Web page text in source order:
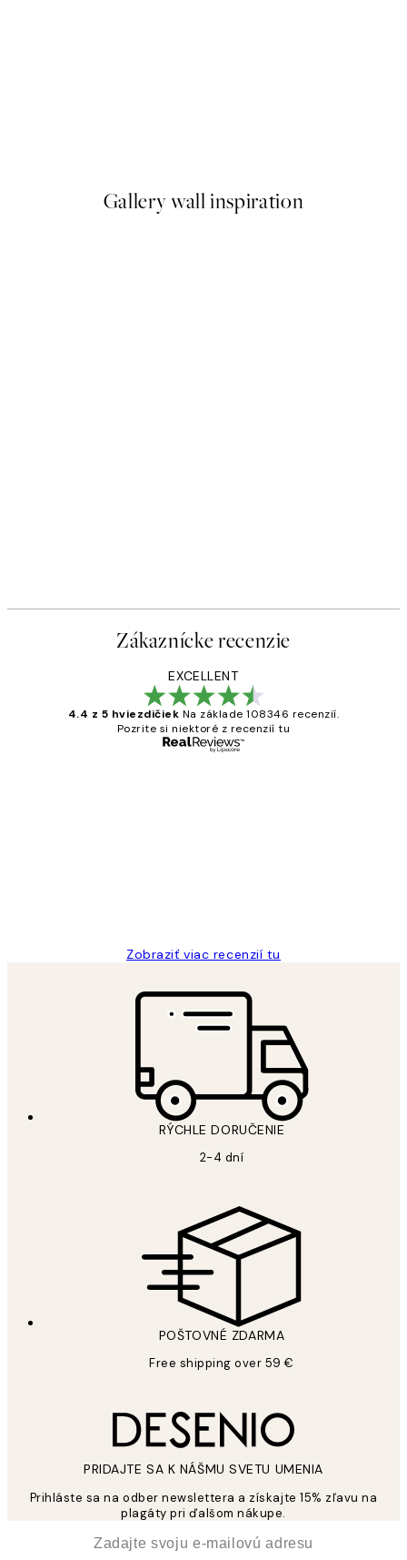
Gallery wall inspiration
Zákaznícke recenzie
EXCELLENT
4.4 z 5 hviezdičiek Na základe 108346 recenzií.
Pozrite si niektoré z recenzií tu
Zobraziť viac recenzií tu
RÝCHLE DORUČENIE
2-4 dní
POŠTOVNÉ ZDARMA
Free shipping over 59 €
PRIDAJTE SA K NÁŠMU SVETU UMENIA
Prihláste sa na odber newslettera a získajte 15% zľavu na
plagáty pri ďalšom nákupe.